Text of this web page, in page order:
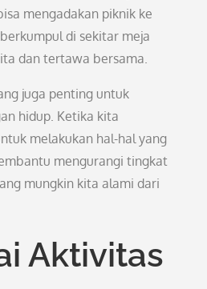
mengadakan piknik ke
di sekitar meja
dan tertawa bersama.
juga penting untuk
hidup. Ketika kita
melakukan hal-hal yang
mengurangi tingkat
mungkin kita alami dari
Aktivitas